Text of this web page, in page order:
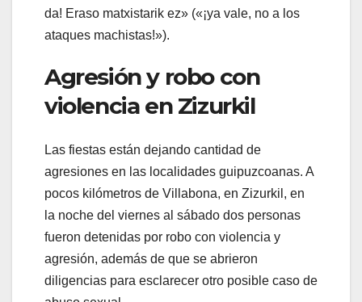
da! Eraso matxistarik ez» («¡ya vale, no a los
ataques machistas!»).
Agresión y robo con
violencia en Zizurkil
Las fiestas están dejando cantidad de
agresiones en las localidades guipuzcoanas. A
pocos kilómetros de Villabona, en Zizurkil, en
la noche del viernes al sábado dos personas
fueron detenidas por robo con violencia y
agresión, además de que se abrieron
diligencias para esclarecer otro posible caso de